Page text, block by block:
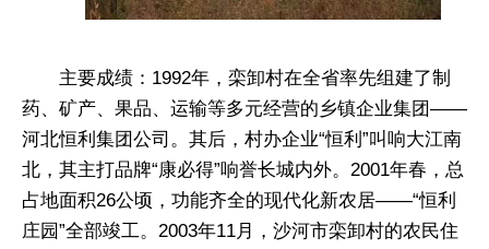
主要成绩：1992年，栾卸村在全省率先组建了制
药、矿产、果品、运输等多元经营的乡镇企业集团——
河北恒利集团公司。其后，村办企业“恒利”叫响大江南
北，其主打品牌“康必得”响誉长城内外。2001年春，总
占地面积26公顷，功能齐全的现代化新农居——“恒利
庄园”全部竣工。2003年11月，沙河市栾卸村的农民住